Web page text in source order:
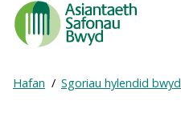
Food
Standards
Agency
Frontpage
Breadcrumb
Hafan Sgoriau hylendid bwyd